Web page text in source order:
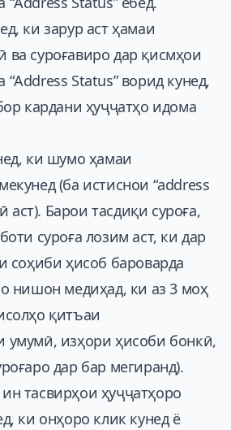
ки зарур аст ҳамаи
суроғавиро дар қисмҳои
“Address Status” ворид кунед,
кардани ҳуҷҷатҳо идома
ки шумо ҳамаи
(ба истиснои “address
аст). Барои тасдиқи суроға,
суроға лозим аст, ки дар
соҳиби ҳисоб бароварда
нишон медиҳад, ки аз 3 моҳ
қитъаи
умумӣ, изҳори ҳисоби бонкӣ,
дар бар мегиранд).
тасвирҳои ҳуҷҷатҳоро
ки онҳоро клик кунед ё